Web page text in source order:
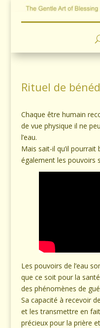
Rituel de
Chaque être humain
de vue physique il ne
l’eau.
Mais sait-il qu’il pourrait
également les pouvoirs
Les pouvoirs de l’eau
que ce soit pour la
des phénomènes de
Sa capacité à recevoir
et les transmettre en
précieux pour la prière